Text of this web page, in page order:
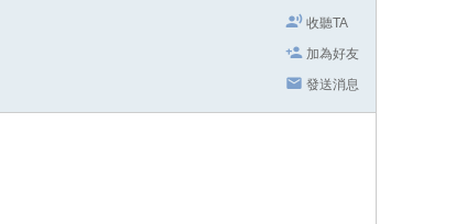
收聽TA
加為好友
發送消息